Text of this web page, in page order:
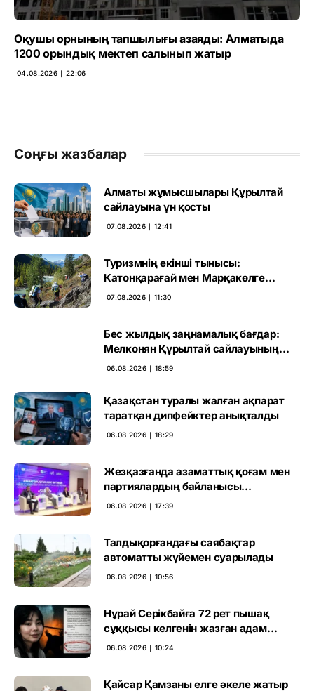
Оқушы орнының тапшылығы азаяды: Алматыда
1200 орындық мектеп салынып жатыр
04.08.2026 ∣ 22:06
Соңғы жазбалар
Алматы жұмысшылары Құрылтай
сайлауына үн қосты
07.08.2026 ∣ 12:41
Туризмнің екінші тынысы:
Катонқарағай мен Марқакөлге
инвестиция не береді
07.08.2026 ∣ 11:30
Бес жылдық заңнамалық бағдар:
Мелконян Құрылтай сайлауының
маңызын бағалады
06.08.2026 ∣ 18:59
Қазақстан туралы жалған ақпарат
таратқан дипфейктер анықталды
06.08.2026 ∣ 18:29
Жезқазғанда азаматтық қоғам мен
партиялардың байланысы
талқыланды
06.08.2026 ∣ 17:39
Талдықорғандағы саябақтар
автоматты жүйемен суарылады
06.08.2026 ∣ 10:56
Нұрай Серікбайға 72 рет пышақ
сұққысы келгенін жазған адам
ұсталды
06.08.2026 ∣ 10:24
Қайсар Қамзаны елге әкеле жатыр